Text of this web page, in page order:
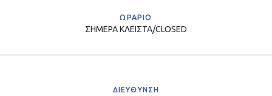
ΩΡΑΡΙΟ
ΣΗΜΕΡΑΚΛΕΙΣΤΑ/CLOSED
ΔΙΕΥΘΥΝΣΗ